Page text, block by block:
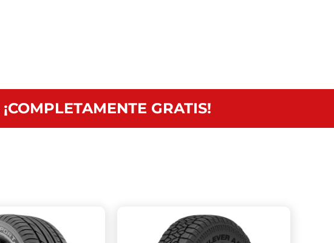
¡COMPLETAMENTE GRATIS!